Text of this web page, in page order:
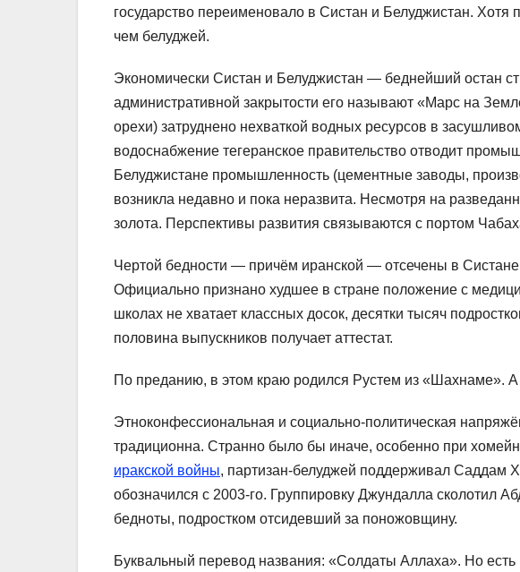
государство переименовало в Систан и Белуджистан. Хотя
чем белуджей.
Экономически Систан и Белуджистан — беднейший остан
административной закрытости его называют «Марс на
орехи) затруднено нехваткой водных ресурсов в
водоснабжение тегеранское правительство отводит
Белуджистане промышленность (цементные заводы,
возникла недавно и пока неразвита. Несмотря на
золота. Перспективы развития связываются с портом
Чертой бедности — причём иранской — отсечены в
Официально признано худшее в стране положение с
школах не хватает классных досок, десятки тысяч
половина выпускников получает аттестат.
По преданию, в этом краю родился Рустем из «Шахнаме».
Этноконфессиональная и социально-политическая
традиционна. Странно было бы иначе, особенно при
иракской войны, партизан-белуджей поддерживал Саддам
обозначился с 2003-го. Группировку Джундалла сколотил
бедноты, подростком отсидевший за поножовщину.
Буквальный перевод названия: «Солдаты Аллаха». Но